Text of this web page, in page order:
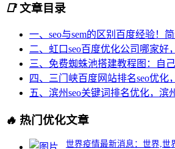
📑文章目录
一、seo与sem的区别百度经验！简
二、虹口seo百度优化公司哪家好
三、免费蜘蛛池搭建教程图：自
四、三门峡百度网站排名seo优化
五、滨州seo关键词排名优化，滨
🔥 热门优化文章
世界疫情最新消息：世界,世